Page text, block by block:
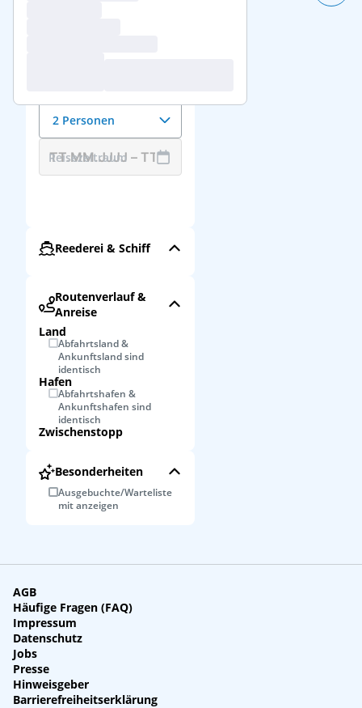
2 Personen
Reisezeitraum
Reederei & Schiff
Routenverlauf &
Anreise
Land
Abfahrtsland &
Ankunftsland sind
identisch
Hafen
Abfahrtshafen &
Ankunftshafen sind
identisch
Zwischenstopp
Besonderheiten
Ausgebuchte/Warteliste
mit anzeigen
AGB
Häufige Fragen (FAQ)
Impressum
Datenschutz
Jobs
Presse
Hinweisgeber
Barrierefreiheitserklärung